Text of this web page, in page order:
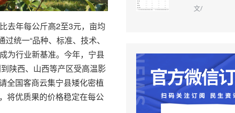
去年每公斤高2至3元，亩均
统一“品种、标准、技术、
为行业新基准。今年，宁县
陕西、山西等产区受高温影
全国客商云集宁县矮化密植
将优质果的价格稳定在每公
文/